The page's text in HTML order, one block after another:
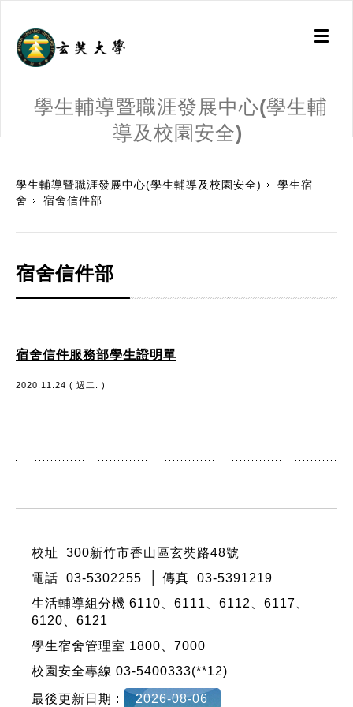
Toggle
學生輔導暨職涯發展中心(學生輔
導及校園安全)
學生輔導暨職涯發展中心(學生輔導及校園安全)
學生宿
舍
宿舍信件部
宿舍信件部
宿舍信件服務部學生證明單
2020.11.24 ( 週二. )
校址 300新竹市香山區玄奘路48號
電話 03-5302255 │ 傳真 03-5391219
生活輔導組分機 6110、6111、6112、6117、
6120、6121
學生宿舍管理室 1800、7000
校園安全專線 03-5400333(**12)
最後更新日期 : 2026-08-06